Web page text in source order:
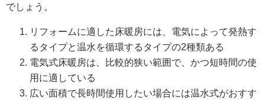
でしょう。
リフォームに適した床暖房には、電気によって発熱す
るタイプと温水を循環するタイプの2種類ある
電気式床暖房は、比較的狭い範囲で、かつ短時間の使
用に適している
広い面積で長時間使用したい場合には温水式がおすす